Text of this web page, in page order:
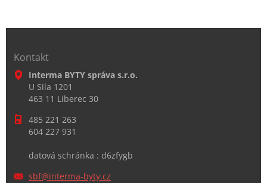
Kontakt
Interma BYTY správa s.r.o.
U Sila 1201
463 11 Liberec 30
485 221 263
604 227 931
datová schránka : d6zfygb
sbf@interma-byty.cz